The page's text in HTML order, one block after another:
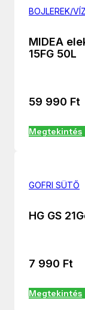
BOJLEREK/
MIDEA
15FG 50L
59 990 Ft
Megtekintés
GOFRI SÜTŐ
HG GS
7 990 Ft
Megtekintés